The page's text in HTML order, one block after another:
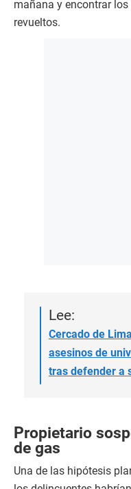
mañana y encontrar
revueltos.
Lee:
Cercado de
asesinos de
tras defender a
Propietario
de gas
Una de las hipótesis